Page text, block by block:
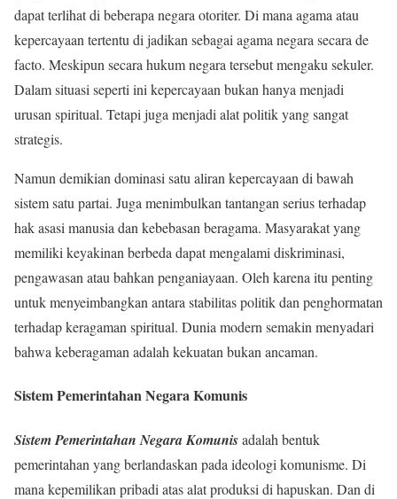
dapat terlihat di beberapa negara otoriter. Di mana agama atau
kepercayaan tertentu di jadikan sebagai agama negara secara de
facto. Meskipun secara hukum negara tersebut mengaku sekuler.
Dalam situasi seperti ini kepercayaan bukan hanya menjadi
urusan spiritual. Tetapi juga menjadi alat politik yang sangat
strategis.
Namun demikian dominasi satu aliran kepercayaan di bawah
sistem satu partai. Juga menimbulkan tantangan serius terhadap
hak asasi manusia dan kebebasan beragama. Masyarakat yang
memiliki keyakinan berbeda dapat mengalami diskriminasi,
pengawasan atau bahkan penganiayaan. Oleh karena itu penting
untuk menyeimbangkan antara stabilitas politik dan penghormatan
terhadap keragaman spiritual. Dunia modern semakin menyadari
bahwa keberagaman adalah kekuatan bukan ancaman.
Sistem Pemerintahan Negara Komunis
Sistem Pemerintahan Negara Komunisadalah bentuk
pemerintahan yang berlandaskan pada ideologi komunisme. Di
mana kepemilikan pribadi atas alat produksi di hapuskan. Dan di